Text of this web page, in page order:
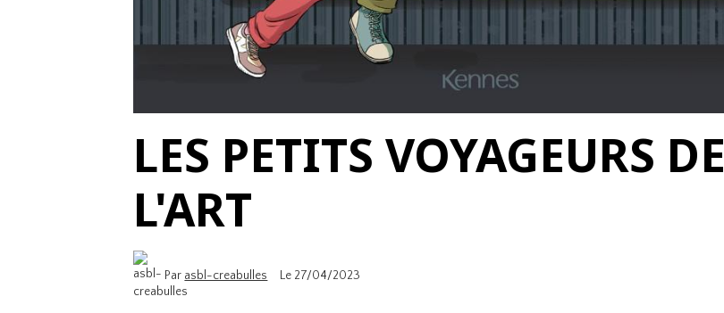
LES PETITS VOYAGEURS DE
L'ART
Par asbl-creabulles Le 27/04/2023